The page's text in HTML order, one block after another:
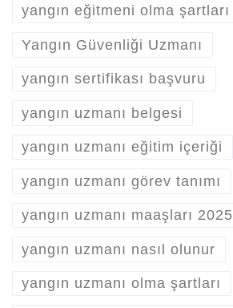
yangın eğitmeni olma şartları
Yangın Güvenliği Uzmanı
yangın sertifikası başvuru
yangın uzmanı belgesi
yangın uzmanı eğitim içeriği
yangın uzmanı görev tanımı
yangın uzmanı maaşları 2025
yangın uzmanı nasıl olunur
yangın uzmanı olma şartları